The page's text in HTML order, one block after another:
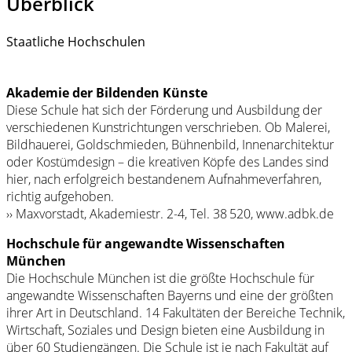
Staatliche Hochschulen
Akademie der Bildenden Künste
Diese Schule hat sich der Förderung und Ausbildung der
verschiedenen Kunstrichtungen verschrieben. Ob Malerei,
Bildhauerei, Goldschmieden, Bühnenbild, Innenarchitektur
oder Kostümdesign – die kreativen Köpfe des Landes sind
hier, nach erfolgreich bestandenem Aufnahmeverfahren,
richtig aufgehoben.
›› Maxvorstadt, Akademiestr. 2-4, Tel. 38 520, www.adbk.de
Hochschule für angewandte Wissenschaften
München
Die Hochschule München ist die größte Hochschule für
angewandte Wissenschaften Bayerns und eine der größten
ihrer Art in Deutschland. 14 Fakultäten der Bereiche Technik,
Wirtschaft, Soziales und Design bieten eine Ausbildung in
über 60 Studiengängen. Die Schule ist je nach Fakultät auf